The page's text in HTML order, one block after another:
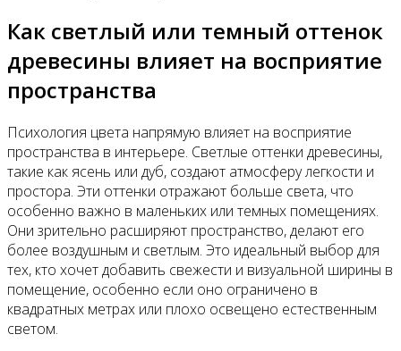
Как светлый или темный оттенок
древесины влияет на восприятие
пространства
Психология цвета напрямую влияет на восприятие
пространства в интерьере. Светлые оттенки древесины,
такие как ясень или дуб, создают атмосферу легкости и
простора. Эти оттенки отражают больше света, что
особенно важно в маленьких или темных помещениях.
Они зрительно расширяют пространство, делают его
более воздушным и светлым. Это идеальный выбор для
тех, кто хочет добавить свежести и визуальной ширины в
помещение, особенно если оно ограничено в
квадратных метрах или плохо освещено естественным
светом.